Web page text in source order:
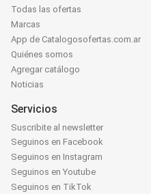
Todas las ofertas
Marcas
App de Catalogosofertas.com.ar
Quiénes somos
Agregar catálogo
Noticias
Servicios
Suscribite al newsletter
Seguinos en Facebook
Seguinos en Instagram
Seguinos en Youtube
Seguinos en TikTok